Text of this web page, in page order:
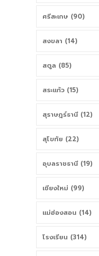
ศรีสะเกษ (90)
สงขลา (14)
สตูล (85)
สระแก้ว (15)
สุราษฎร์ธานี (12)
สุโขทัย (22)
อุบลราชธานี (19)
เชียงใหม่ (99)
แม่ฮ่องสอน (14)
โรงเรียน (314)